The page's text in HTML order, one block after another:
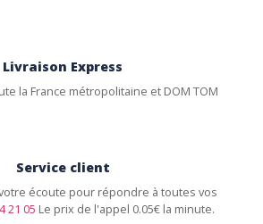
Livraison Express
la France métropolitaine et DOM TOM
Service client
écoute pour répondre à toutes vos
21 05 Le prix de l'appel 0.05€ la minute.